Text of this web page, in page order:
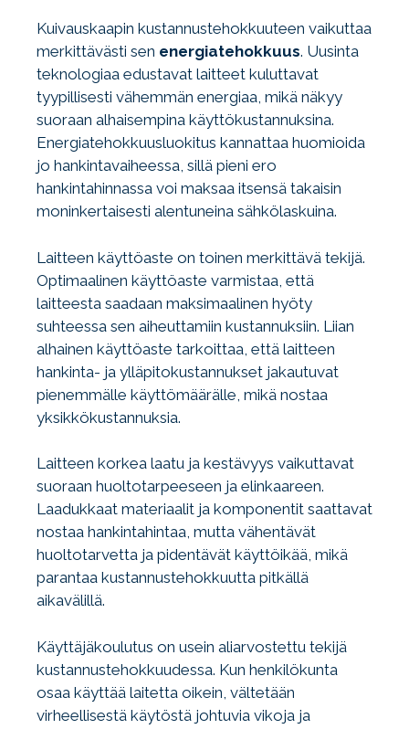
Kuivauskaapin kustannustehokkuuteen vaikuttaa
merkittävästi sen energiatehokkuus. Uusinta
teknologiaa edustavat laitteet kuluttavat
tyypillisesti vähemmän energiaa, mikä näkyy
suoraan alhaisempina käyttökustannuksina.
Energiatehokkuusluokitus kannattaa huomioida
jo hankintavaiheessa, sillä pieni ero
hankintahinnassa voi maksaa itsensä takaisin
moninkertaisesti alentuneina sähkölaskuina.
Laitteen käyttöaste on toinen merkittävä tekijä.
Optimaalinen käyttöaste varmistaa, että
laitteesta saadaan maksimaalinen hyöty
suhteessa sen aiheuttamiin kustannuksiin. Liian
alhainen käyttöaste tarkoittaa, että laitteen
hankinta- ja ylläpitokustannukset jakautuvat
pienemmälle käyttömäärälle, mikä nostaa
yksikkökustannuksia.
Laitteen korkea laatu ja kestävyys vaikuttavat
suoraan huoltotarpeeseen ja elinkaareen.
Laadukkaat materiaalit ja komponentit saattavat
nostaa hankintahintaa, mutta vähentävät
huoltotarvetta ja pidentävät käyttöikää, mikä
parantaa kustannustehokkuutta pitkällä
aikavälillä.
Käyttäjäkoulutus on usein aliarvostettu tekijä
kustannustehokkuudessa. Kun henkilökunta
osaa käyttää laitetta oikein, vältetään
virheellisestä käytöstä johtuvia vikoja ja